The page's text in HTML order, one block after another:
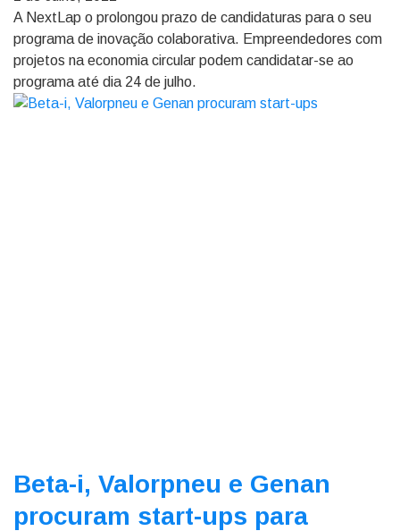
A NextLap o prolongou prazo de candidaturas para o seu
programa de inovação colaborativa. Empreendedores com
projetos na economia circular podem candidatar-se ao
programa até dia 24 de julho.
Beta-i, Valorpneu e Genan
procuram start-ups para